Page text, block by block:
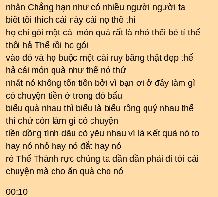
nhận Chẳng hạn như có nhiều người người ta
biết tôi thích cái này cái nọ thế thì
họ chỉ gói một cái món quà rất là nhỏ thôi bé tí thế
thôi hả Thế rồi họ gói
vào đó và họ buộc một cái ruy băng thật đẹp thế
hả cái món quà như thế nó thứ
nhất nó không tốn tiền bởi vì bạn ơi ở đây làm gì
có chuyện tiền ở trong đó bấu
biếu quà nhau thì biếu là biếu rồng quý nhau thế
thì chứ còn làm gì có chuyện
tiền đồng tình đâu có yêu nhau vì là Kết quả nó to
hay nó nhỏ hay nó đắt hay nó
rẻ Thế Thành rực chúng ta dần dần phải đi tới cái
chuyện mà cho ăn quà cho nó
00:10